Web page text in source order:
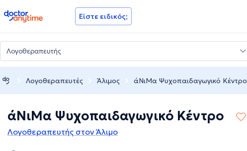
doctoranytime Είστε ειδικός;
Λογοθεραπευτές Άλιμος άΝιΜα Ψυχοπαιδαγωγικό Κέντρο
άΝιΜα Ψυχοπαιδαγωγικό Κέντρο
Λογοθεραπευτής στον Άλιμο